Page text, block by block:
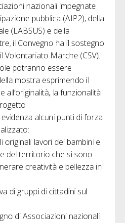
nazionali impegnate
pubblica (AIP2), della
(LABSUS) e della
il Convegno ha il sostegno
Volontariato Marche (CSV).
potranno essere
mostra esprimendo il
all’originalità, la funzionalità
alcuni punti di forza
originali lavori dei bambini e
del territorio che si sono
creatività e bellezza in
di gruppi di cittadini sul
di Associazioni nazionali